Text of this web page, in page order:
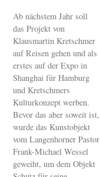
Ab nächstem Jahr soll
das Projekt von
Klausmartin Kretschmer
auf Reisen gehen und als
erstes auf der Expo in
Shanghai für Hamburg
und Kretschmers
Kulturkonzept werben.
Bevor das aber soweit ist,
wurde das Kunstobjekt
vom Langenhorner Pastor
Frank-Michael Wessel
geweiht, um dem Objekt